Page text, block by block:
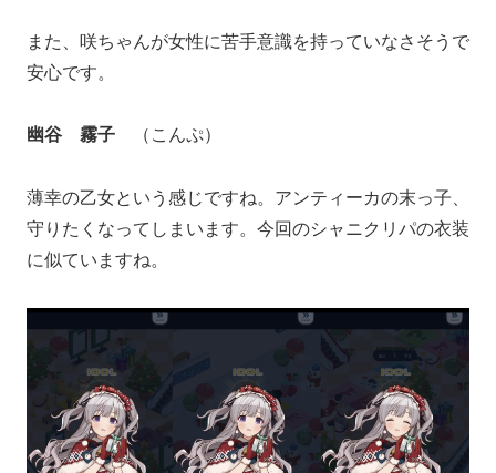
また、咲ちゃんが女性に苦手意識を持っていなさそうで
安心です。
幽谷 霧子 （こんぷ）
薄幸の乙女という感じですね。アンティーカの末っ子、
守りたくなってしまいます。今回のシャニクリパの衣装
に似ていますね。